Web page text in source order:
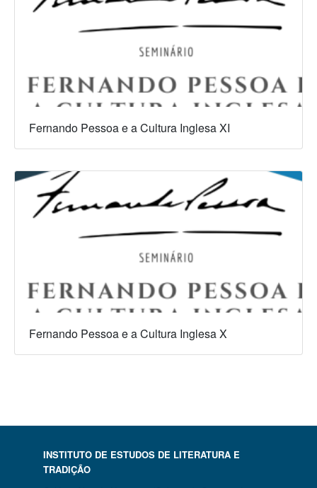
Fernando Pessoa e a Cultura Inglesa XI
Fernando Pessoa e a Cultura Inglesa X
INSTITUTO DE ESTUDOS DE LITERATURA E
TRADIÇÃO